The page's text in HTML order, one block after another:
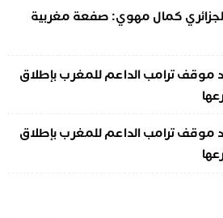
كمال مهوي: صفعة مغربية
موقف ترامب الداعم للمغرب بإطلاق
موقف ترامب الداعم للمغرب بإطلاق